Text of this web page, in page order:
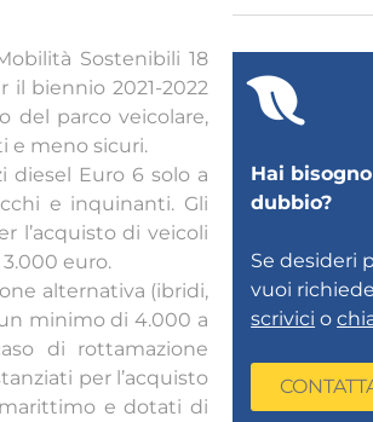
Sostenibili 18
biennio 2021-2022
del parco veicolare,
e meno sicuri.
diesel Euro 6 solo a
e inquinanti. Gli
l’acquisto di veicoli
euro.
alternativa (ibridi,
minimo di 4.000 a
di rottamazione
per l’acquisto
e dotati di
Hai
dubbio?
Se desideri
vuoi
scrivici o